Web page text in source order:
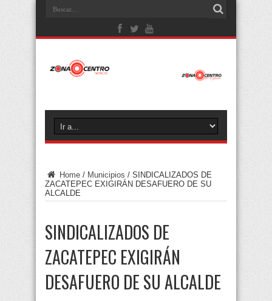
Home / Municipios / SINDICALIZADOS DE
ZACATEPEC EXIGIRÁN DESAFUERO DE SU
ALCALDE
SINDICALIZADOS DE
ZACATEPEC EXIGIRÁN
DESAFUERO DE SU ALCALDE